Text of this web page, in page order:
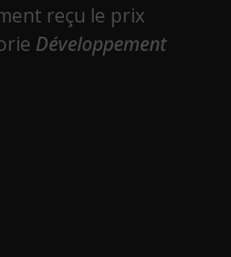
reçu le prix
Développement